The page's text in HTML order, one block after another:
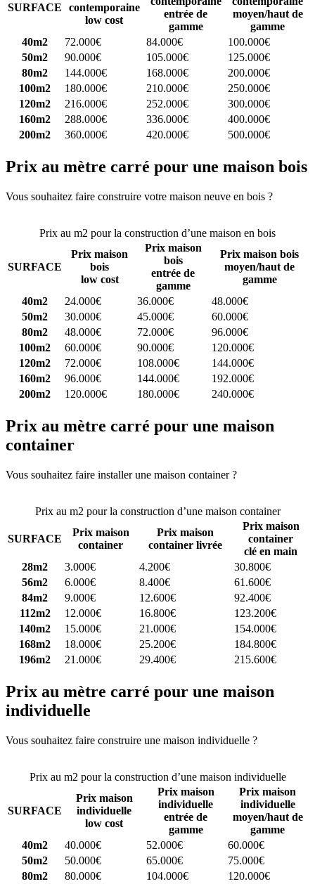
SURFACE
contemporaine
low cost
entrée de
gamme
moyen/haut de
gamme
40m2
72.000€ 84.000€
100.000€
50m2
90.000€ 105.000€
125.000€
80m2
144.000€ 168.000€
200.000€
100m2
180.000€ 210.000€
250.000€
120m2
216.000€ 252.000€
300.000€
160m2
288.000€ 336.000€
400.000€
200m2
360.000€ 420.000€ 500.000€
Prix au mètre carré pour une maison bois
Vous souhaitez faire construire votre maison neuve en bois ?
Prix au m2 pour la construction d’une maison en bois
SURFACE
Prix maison
bois
low cost
Prix maison
bois
entrée de
gamme
Prix maison bois
moyen/haut de
gamme
40m2
24.000€ 36.000€
48.000€
50m2
30.000€ 45.000€
60.000€
80m2
48.000€ 72.000€
96.000€
100m2
60.000€ 90.000€
120.000€
120m2
72.000€ 108.000€
144.000€
160m2
96.000€ 144.000€
192.000€
200m2
120.000€ 180.000€ 240.000€
Prix au mètre carré pour une maison
container
Vous souhaitez faire installer une maison container ?
Prix au m2 pour la construction d’une maison container
SURFACE
Prix maison
container
Prix maison
container livrée
Prix maison
container
clé en main
28m2
3.000€ 4.200€
30.800€
56m2
6.000€ 8.400€
61.600€
84m2
9.000€ 12.600€
92.400€
112m2
12.000€ 16.800€
123.200€
140m2
15.000€ 21.000€
154.000€
168m2
18.000€ 25.200€
184.800€
196m2
21.000€ 29.400€ 215.600€
Prix au mètre carré pour une maison
individuelle
Vous souhaitez faire construire une maison individuelle ?
Prix au m2 pour la construction d’une maison individuelle
SURFACE
Prix maison
individuelle
low cost
Prix maison
individuelle
entrée de
gamme
Prix maison
individuelle
moyen/haut de
gamme
40m2
40.000€ 52.000€
60.000€
50m2
50.000€ 65.000€
75.000€
80m2
80.000€ 104.000€
120.000€